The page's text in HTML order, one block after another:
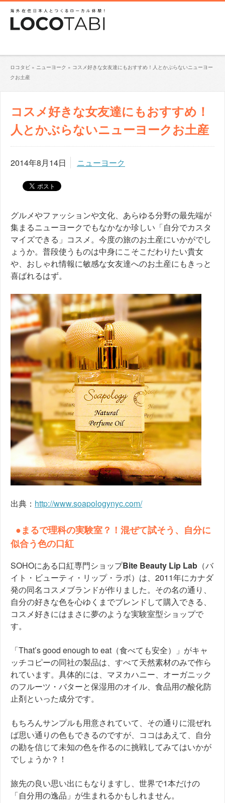
ロコタビ » ニューヨーク » コスメ好きな女友達にもおすすめ！人とかぶらないニューヨー
クお土産
コスメ好きな女友達にもおすすめ！
人とかぶらないニューヨークお土産
2014年8月14日 ニューヨーク
グルメやファッションや文化、 あらゆる分野の最先端が
集まるニューヨークでもなかなか珍しい 「自分でカスタ
マイズできる」コスメ。 今度の旅のお土産にいかがでし
ょうか。 普段使うものは中身にこそこだわりたい貴女
や、おしゃれ情報に敏感な女友達へのお土産にもきっと
喜ばれるはず。
出典： http://www.soapologynyc.com/
●まるで理科の実験室？！混ぜて試そう、自分に
似合う色の口紅
SOHOにある口紅専門ショップBite Beauty Lip Lab （バ
イト・ビューティ・リップ・ラボ）は、2011年にカナダ
発の同名コスメブランドが作りました。その名の通り、
自分の好きな色を心ゆくまでブレンドして購入できる、
コスメ好きにはまさに夢のような実験室型ショップで
す。
「That’s good enough to eat（食べても安全）」がキャ
ッチコピーの同社の製品は、すべて天然素材のみで作ら
れています。具体的には、マヌカハニー、オーガニック
のフルーツ・バターと保湿用のオイル、食品用の酸化防
止剤といった成分です。
もちろんサンプルも用意されていて、その通りに混ぜれ
ば思い通りの色もできるのですが、ココはあえて、自分
の勘を信じて未知の色を作るのに挑戦してみてはいかが
でしょうか？！
旅先の良い思い出にもなりますし、世界で1本だけの
「自分用の逸品」が生まれるかもしれません。